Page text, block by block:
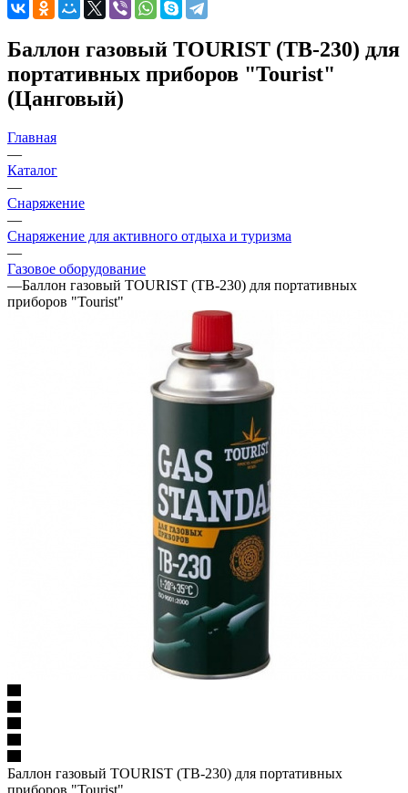
Баллон газовый TOURIST (ТВ-230) для
портативных приборов "Tourist"
(Цанговый)
Главная
—
Каталог
—
Снаряжение
—
Снаряжение для активного отдыха и туризма
—
Газовое оборудование
—Баллон газовый TOURIST (ТВ-230) для портативных
приборов "Tourist"
Баллон газовый TOURIST (ТВ-230) для портативных
приборов "Tourist"